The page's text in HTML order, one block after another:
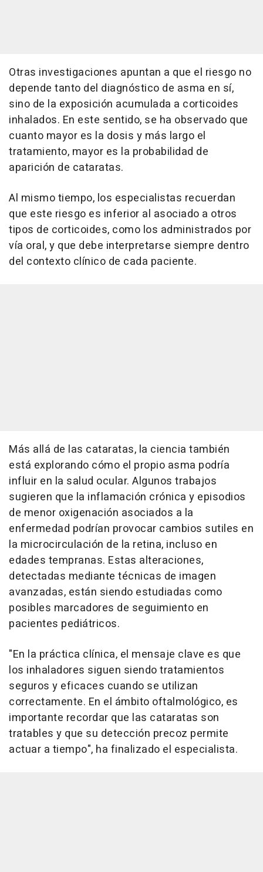
Otras investigaciones apuntan a que el riesgo no
depende tanto del diagnóstico de asma en sí,
sino de la exposición acumulada a corticoides
inhalados. En este sentido, se ha observado que
cuanto mayor es la dosis y más largo el
tratamiento, mayor es la probabilidad de
aparición de cataratas.
Al mismo tiempo, los especialistas recuerdan
que este riesgo es inferior al asociado a otros
tipos de corticoides, como los administrados por
vía oral, y que debe interpretarse siempre dentro
del contexto clínico de cada paciente.
Más allá de las cataratas, la ciencia también
está explorando cómo el propio asma podría
influir en la salud ocular. Algunos trabajos
sugieren que la inflamación crónica y episodios
de menor oxigenación asociados a la
enfermedad podrían provocar cambios sutiles en
la microcirculación de la retina, incluso en
edades tempranas. Estas alteraciones,
detectadas mediante técnicas de imagen
avanzadas, están siendo estudiadas como
posibles marcadores de seguimiento en
pacientes pediátricos.
"En la práctica clínica, el mensaje clave es que
los inhaladores siguen siendo tratamientos
seguros y eficaces cuando se utilizan
correctamente. En el ámbito oftalmológico, es
importante recordar que las cataratas son
tratables y que su detección precoz permite
actuar a tiempo", ha finalizado el especialista.